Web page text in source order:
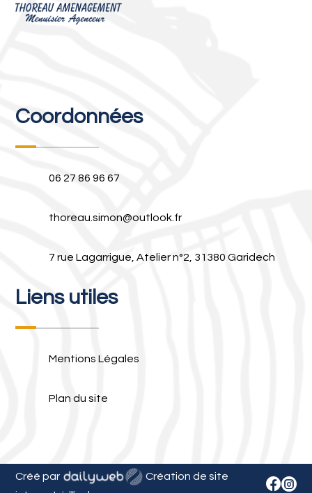
Coordonnées
06 27 86 96 67
thoreau.simon@outlook.fr
7 rue Lagarrigue, Atelier n°2, 31380 Garidech
Liens utiles
Mentions Légales
Plan du site
Créé par
Création de site
